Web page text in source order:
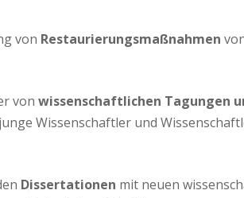
von Restaurierungsmaßnahmen
vonwissenschaftlichen Tagungen
Wissenschaftler und
Dissertationen mit neuen